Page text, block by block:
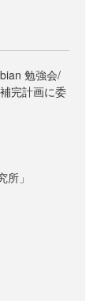
勉強会/
完計画に委
」